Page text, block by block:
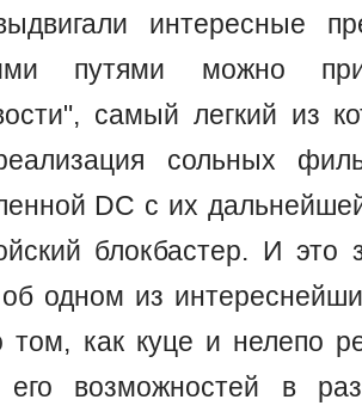
интересные
путями можно
самый легкий из
сольных
DC с их
блокбастер. И это
одном из
как куце и нелепо
его возможностей в